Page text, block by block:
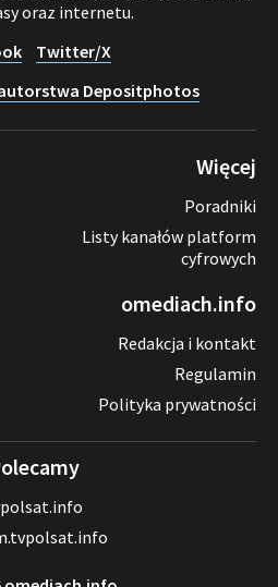
oraz internetu.
Twitter/X
Depositphotos
Więcej
Poradniki
Listy kanałów platform
cyfrowych
omediach.info
Redakcja i kontakt
Regulamin
Polityka prywatności